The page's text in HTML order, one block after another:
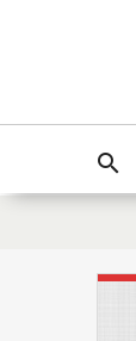
search